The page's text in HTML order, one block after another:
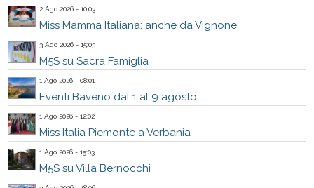
2 Ago 2026 - 10:03
Miss Mamma Italiana: anche da Vignone
3 Ago 2026 - 15:03
M5S su Sacra Famiglia
1 Ago 2026 - 08:01
Eventi Baveno dal 1 al 9 agosto
1 Ago 2026 - 12:02
Miss Italia Piemonte a Verbania
1 Ago 2026 - 15:03
M5S su Villa Bernocchi